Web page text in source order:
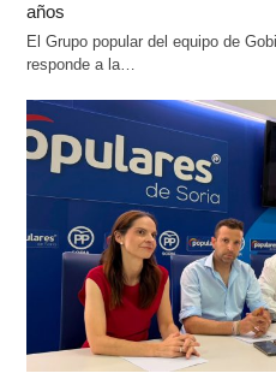
años
El Grupo popular del equipo de
responde a la…